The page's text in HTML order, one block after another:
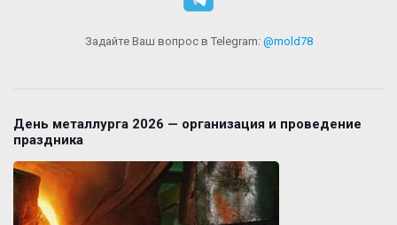
Задайте Ваш вопрос в Telegram: @mold78
День металлурга 2026 — организация и проведение
праздника